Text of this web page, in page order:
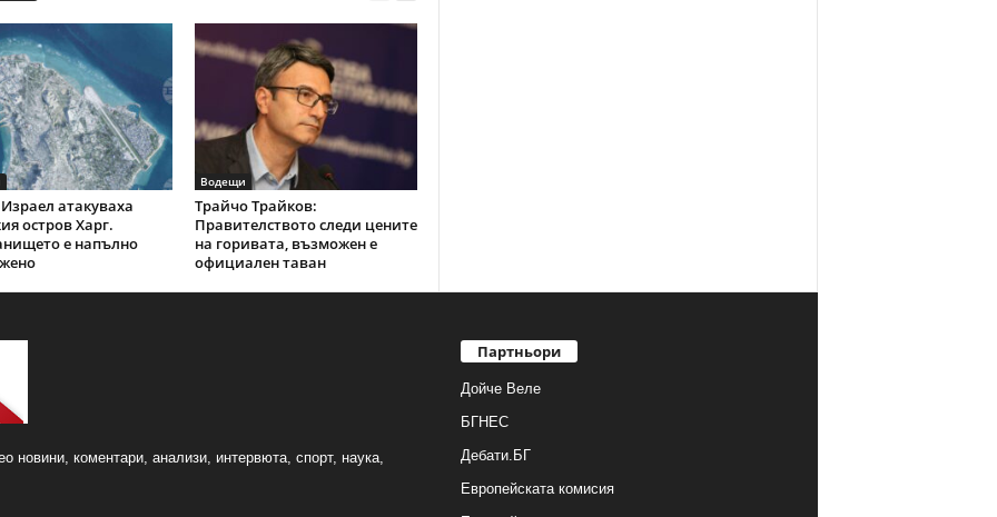
атакуваха
остров Харг.
е напълно
Водещи
Трайчо Трайков:
Правителството следи цените
на горивата, възможен е
официален таван
новини, коментари, анализи, интервюта, спорт, наука,
Партньори
Дойче Веле
БГНЕС
Дебати.БГ
Европейската комисия